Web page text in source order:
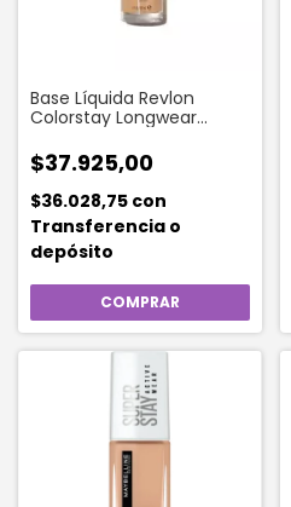
Base Líquida Revlon
Colorstay Longwear
Natural Beige
$37.925,00
$36.028,75 con
Transferencia o
depósito